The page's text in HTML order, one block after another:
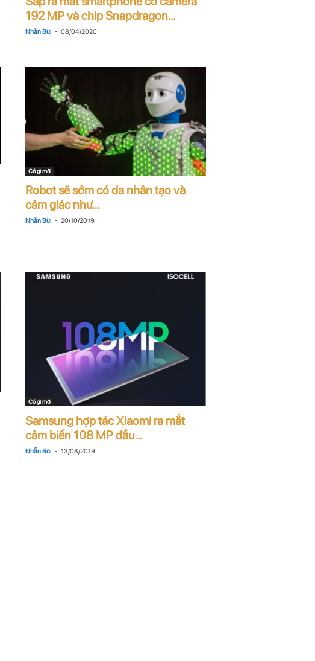
192 MP và chip Snapdragon...
Nhẫn Bùi - 08/04/2020
Có gì mới
Robot sẽ sớm có da nhân tạo và
cảm giác như...
Nhẫn Bùi - 20/10/2019
Có gì mới
Samsung hợp tác Xiaomi ra mắt
cảm biến 108 MP đầu...
Nhẫn Bùi - 13/08/2019